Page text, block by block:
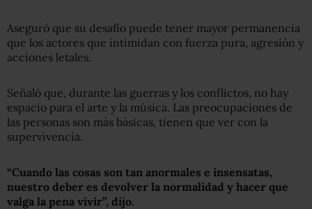
Aseguró que su desafío puede tener mayor permanencia
que los actores que intimidan con fuerza pura, agresión y
acciones letales.
Señaló que, durante las guerras y los conflictos, no hay
espacio para el arte y la música. Las preocupaciones de
las personas son más básicas, tienen que ver con la
supervivencia.
“Cuando las cosas son tan anormales e insensatas,
nuestro deber es devolver la normalidad y hacer que
valga la pena vivir”, dijo.